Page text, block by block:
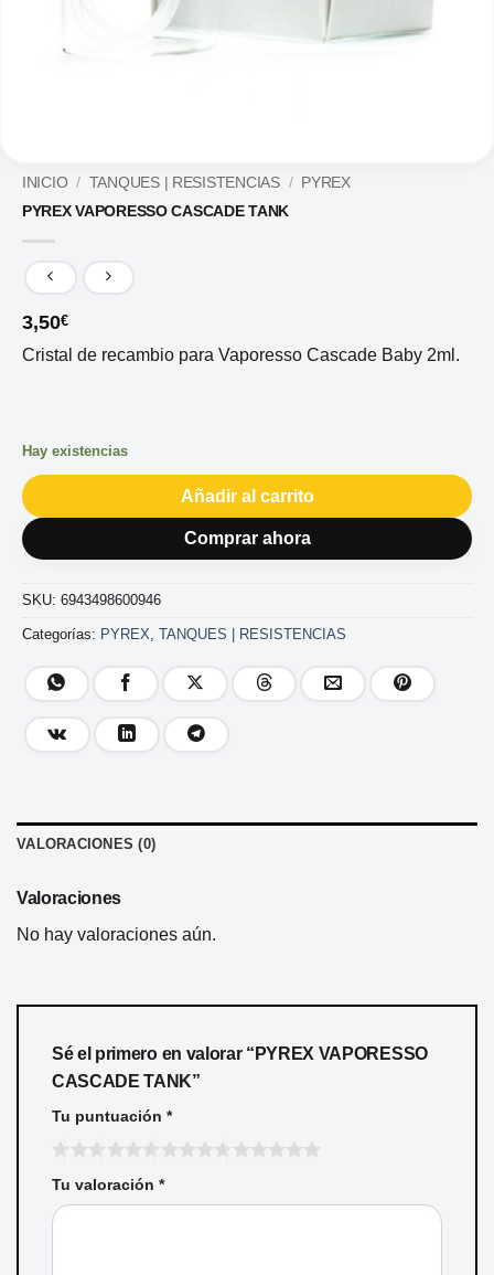
INICIO / TANQUES | RESISTENCIAS / PYREX
PYREX VAPORESSO CASCADE TANK
3,50€
Cristal de recambio para Vaporesso Cascade Baby 2ml.
Hay existencias
Añadir al carrito
Comprar ahora
SKU: 6943498600946
Categorías: PYREX, TANQUES | RESISTENCIAS
VALORACIONES (0)
Valoraciones
No hay valoraciones aún.
Sé el primero en valorar “PYREX VAPORESSO
CASCADE TANK”
Tu puntuación *
Tu valoración *